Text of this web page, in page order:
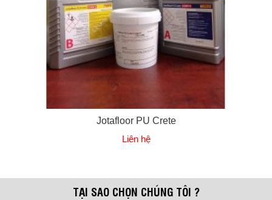
Jotafloor PU Crete
Liên hệ
TẠI SAO CHỌN CHÚNG TÔI ?